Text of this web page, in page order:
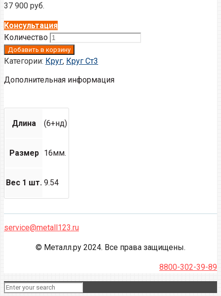
37 900 руб.
Консультация
Количество
Добавить в корзину
Категории: Круг, Круг Ст3
Дополнительная информация
Длина (6+нд)
Размер 16мм.
Вес 1 шт. 9.54
service@metall123.ru
© Металл.ру 2024. Все права защищены.
8800-302-39-89